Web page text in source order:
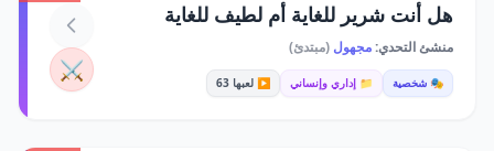
هل أنت شرير للغاية أم لطيف للغاية
منشئ التحدي:مجهول (مبتدئ)
🎭 شخصية 📁 إداري وإنساني ▶️ لعبها 63 ⚔️